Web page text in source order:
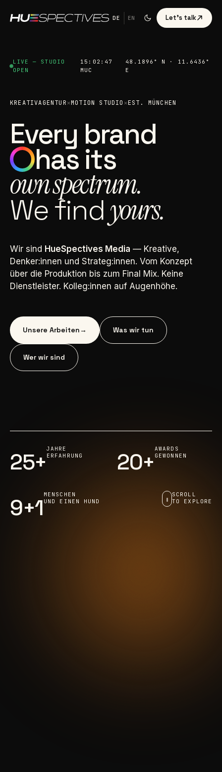
DE EN Let's talk
LIVE — STUDIO
OPEN
15:02:48
MUC
48.1896° N · 11.6436°
E
KREATIVAGENTUR✕MOTION STUDIO ✕EST. MÜNCHEN
Every brand
has its
own spectrum.
We findyours.
Wir sind HueSpectives Media — Kreative,
Denker:innen und Strateg:innen. Vom Konzept
über die Produktion bis zum Final Mix. Keine
Dienstleister. Kolleg:innen auf Augenhöhe.
Unsere Arbeiten→ Was wir tun
Wer wir sind
25+ JAHRE
ERFAHRUNG
20+ AWARDS
GEWONNEN
9+1 MENSCHEN
UND EINEN HUND
SCROLL
TO EXPLORE